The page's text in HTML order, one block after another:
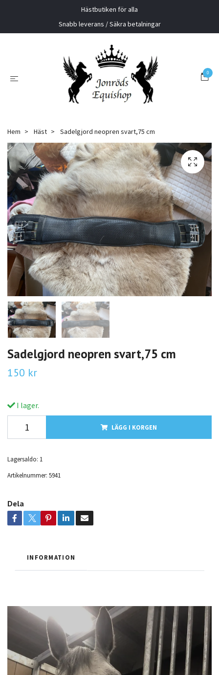
Hästbutiken för alla
Snabb leverans / Säkra betalningar
0
Hem Häst Sadelgjord neopren svart,75 cm
Sadelgjord neopren svart,75 cm
150 kr
I lager.
LÄGG I KORGEN
Lagersaldo: 1
Artikelnummer: 5941
Dela
INFORMATION